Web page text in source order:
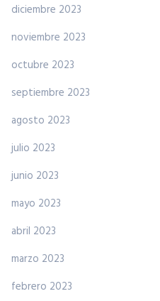
diciembre 2023
noviembre 2023
octubre 2023
septiembre 2023
agosto 2023
julio 2023
junio 2023
mayo 2023
abril 2023
marzo 2023
febrero 2023